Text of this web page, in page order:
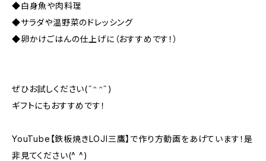
◆白身魚や肉料理
◆サラダや温野菜のドレッシング
◆卵かけごはんの仕上げに（おすすめです！）
ぜひお試しください(˶ᵔ ᵔ˶)
ギフトにもおすすめです！
YouTube【鉄板焼きLOJI三鷹】で作り方動画をあげています！是
非見てください(^ ^)